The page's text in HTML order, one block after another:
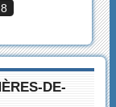
8
DE-